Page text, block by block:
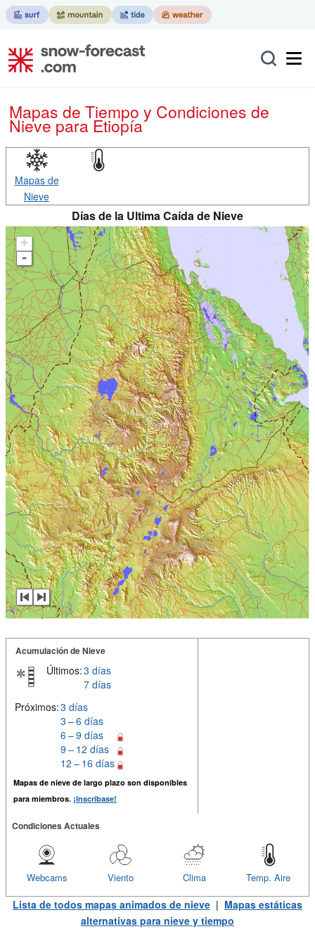
Mapas de Tiempo y Condiciones de
Nievepara Etiopía
Mapas de
Nieve
Días de la Ultima Caída de Nieve
+
-
Acumulación de Nieve
Últimos:3 días
7 días
Próximos:3 días
3 – 6 días
6 – 9 días
9 – 12 días
12 – 16 días
Mapas de nieve de largo plazo son disponibles
para miembros. ¡Inscríbase!
Condiciones Actuales
Temp. Aire
Clima
Viento
Webcams
Lista de todos mapas animados de nieve | Mapas estáticas
alternativas para nieve y tiempo